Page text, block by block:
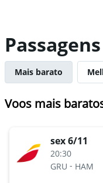
Mais barato
Voos mais
sex 6/11
20:30
GRU - HAM